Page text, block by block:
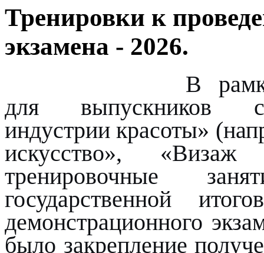
Тренировки к
экзамена - 2026.
В
для выпускников
индустрии красоты»
искусство»,
тренировочные
государственной
демонстрационного
было закрепление